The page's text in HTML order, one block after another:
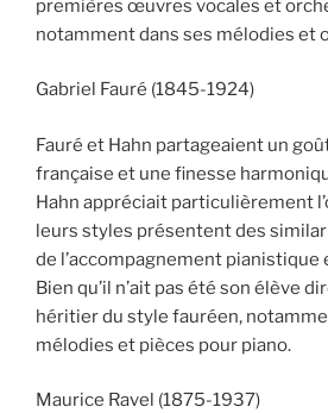
premières œuvres vocales et
notamment dans ses mélodies et
Gabriel Fauré (1845-1924)
Fauré et Hahn partageaient un
française et une finesse
Hahn appréciait particulièrement
leurs styles présentent des
de l’accompagnement pianistique
Bien qu’il n’ait pas été son élève
héritier du style fauréen,
mélodies et pièces pour piano.
Maurice Ravel (1875-1937)